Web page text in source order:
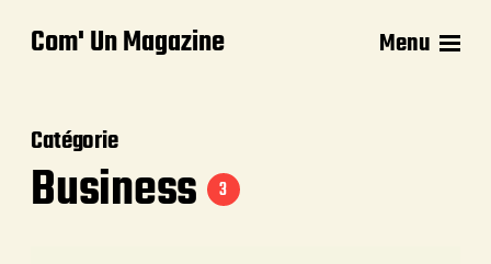
Com' Un Magazine Menu
Catégorie
Business 3